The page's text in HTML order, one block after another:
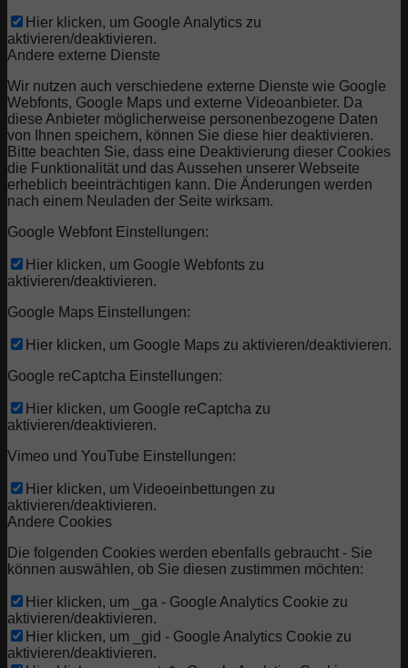
Hier klicken, um Google Analytics zu
aktivieren/deaktivieren.
Andere externe Dienste
Wir nutzen auch verschiedene externe Dienste wie Google
Webfonts, Google Maps und externe Videoanbieter. Da
diese Anbieter möglicherweise personenbezogene Daten
von Ihnen speichern, können Sie diese hier deaktivieren.
Bitte beachten Sie, dass eine Deaktivierung dieser Cookies
die Funktionalität und das Aussehen unserer Webseite
erheblich beeinträchtigen kann. Die Änderungen werden
nach einem Neuladen der Seite wirksam.
Google Webfont Einstellungen:
Hier klicken, um Google Webfonts zu
aktivieren/deaktivieren.
Google Maps Einstellungen:
Hier klicken, um Google Maps zu aktivieren/deaktivieren.
Google reCaptcha Einstellungen:
Hier klicken, um Google reCaptcha zu
aktivieren/deaktivieren.
Vimeo und YouTube Einstellungen:
Hier klicken, um Videoeinbettungen zu
aktivieren/deaktivieren.
Andere Cookies
Die folgenden Cookies werden ebenfalls gebraucht - Sie
können auswählen, ob Sie diesen zustimmen möchten:
Hier klicken, um _ga - Google Analytics Cookie zu
aktivieren/deaktivieren.
Hier klicken, um _gid - Google Analytics Cookie zu
aktivieren/deaktivieren.